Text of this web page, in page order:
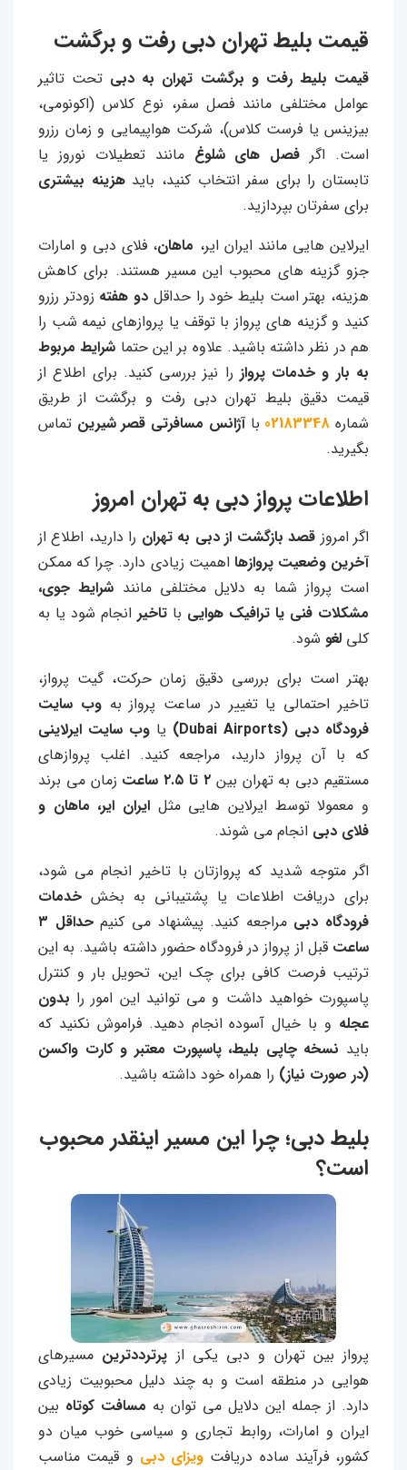
قیمت بلیط تهران دبی رفت و برگشت
قیمت بلیط رفت و برگشت تهران به دبی تحت تاثیر
عوامل مختلفی مانند فصل سفر، نوع کلاس (اکونومی،
بیزینس یا فرست کلاس)، شرکت هواپیمایی و زمان رزرو
است. اگر فصل های شلوغ مانند تعطیلات نوروز یا
تابستان را برای سفر انتخاب کنید، بایدهزینه بیشتری
برای سفرتان بپردازید.
ایرلاین هایی مانند ایران ایر، ماهان، فلای دبی و امارات
جزو گزینه های محبوب این مسیر هستند. برای کاهش
هزینه، بهتر است بلیط خود را حداقل دو هفته زودتر رزرو
کنید و گزینه های پرواز با توقف یا پروازهای نیمه شب را
هم در نظر داشته باشید. علاوه بر این حتما شرایط مربوط
به بار و خدمات پرواز را نیز بررسی کنید. برای اطلاع از
قیمت دقیق بلیط تهران دبی رفت و برگشت از طریق
شماره 02183348 باآژانس مسافرتی قصر شیرین تماس
بگیرید.
اطلاعات پرواز دبی به تهران امروز
اگر امروز قصد بازگشت از دبی به تهران را دارید، اطلاع از
آخرین وضعیت پروازها اهمیت زیادی دارد. چرا که ممکن
است پرواز شما به دلایل مختلفی مانند شرایط جوی،
مشکلات فنی یا ترافیک هوایی با تاخیر انجام شود یا به
کلی لغو شود.
بهتر است برای بررسی دقیق زمان حرکت، گیت پرواز،
تاخیر احتمالی یا تغییر در ساعت پرواز بهوب سایت
فرودگاه دبی (Dubai Airports)
یا وب سایت ایرلاینی
که با آن پرواز دارید، مراجعه کنید. اغلب پروازهای
مستقیم دبی به تهران بین ۲ تا ۲.۵ ساعت
زمان می برند
و معمولا توسط ایرلاین هایی مثل ایران ایر، ماهان و
فلای دبی انجام می شوند.
اگر متوجه شدید که پروازتان با تاخیر انجام می شود،
برای دریافت اطلاعات یا پشتیبانی به بخش خدمات
فرودگاه دبی مراجعه کنید. پیشنهاد می کنیم
حداقل ۳
ساعت قبل از پرواز در فرودگاه حضور داشته باشید. به این
ترتیب فرصت کافی برایچک این، تحویل بار و کنترل
پاسپورت خواهید داشت و می توانید این امور را بدون
عجله و با خیال آسوده انجام دهید. فراموش نکنید که
باید نسخه چاپی بلیط، پاسپورت معتبر و کارت واکسن
(در صورت نیاز) را همراه خود داشته باشید.
بلیط دبی؛ چرا این مسیر اینقدر محبوب
است؟
پرواز بین تهران و دبی یکی از پرترددترین مسیرهای
هوایی در منطقه است و به چند دلیل محبوبیت زیادی
دارد. از جمله این دلایل می توان به مسافت کوتاه بین
ایران و امارات، روابط تجاری و سیاسی خوب میان دو
کشور، فرآیند ساده دریافت ویزای دبی و قیمت مناسب